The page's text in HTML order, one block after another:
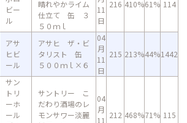
ビー
ル
晴れやかライム
仕立て 缶 ３
５０ｍｌ
11
日
216 410%61% 114
アサ
ヒビ
ール
アサヒ ザ・ビ
タリスト 缶
５００ｍｌ×６
04
月
11
日
215 213%44%1442
サン
トリ
ーホ
ール
サントリー こ
だわり酒場のレ
モンサワー淡麗
04
月
11
212 468%71% 115